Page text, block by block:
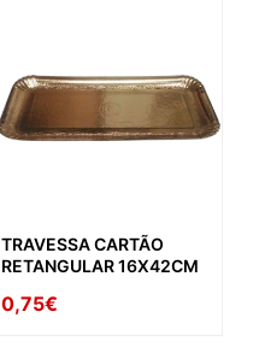
TRAVESSA CARTÃO
RETANGULAR 16X42CM
0,75€